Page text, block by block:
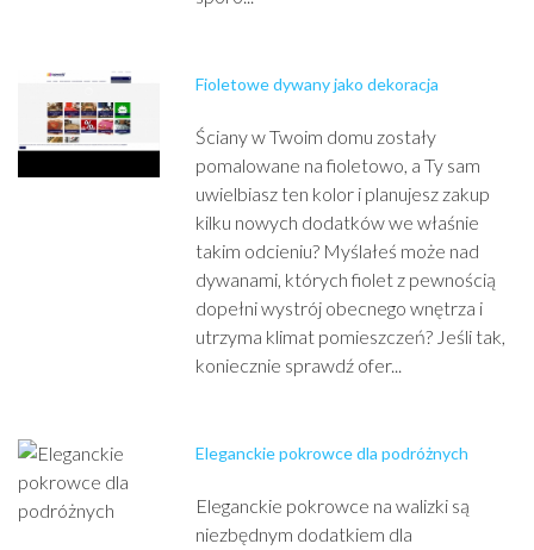
Fioletowe dywany jako dekoracja
Ściany w Twoim domu zostały
pomalowane na fioletowo, a Ty sam
uwielbiasz ten kolor i planujesz zakup
kilku nowych dodatków we właśnie
takim odcieniu? Myślałeś może nad
dywanami, których fiolet z pewnością
dopełni wystrój obecnego wnętrza i
utrzyma klimat pomieszczeń? Jeśli tak,
koniecznie sprawdź ofer...
Eleganckie pokrowce dla podróżnych
Eleganckie pokrowce na walizki są
niezbędnym dodatkiem dla